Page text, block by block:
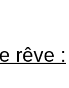
rêve :